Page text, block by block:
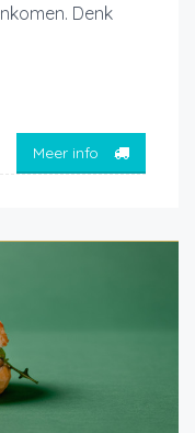
Denk
Meer info